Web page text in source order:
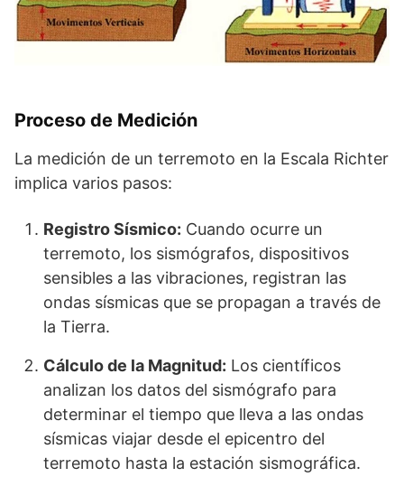
Proceso de Medición
La medición de un terremoto en la Escala Richter
implica varios pasos:
Registro Sísmico: Cuando ocurre un
terremoto, los sismógrafos, dispositivos
sensibles a las vibraciones, registran las
ondas sísmicas que se propagan a través de
la Tierra.
Cálculo de la Magnitud: Los científicos
analizan los datos del sismógrafo para
determinar el tiempo que lleva a las ondas
sísmicas viajar desde el epicentro del
terremoto hasta la estación sismográfica.